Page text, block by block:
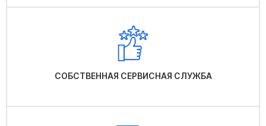
СОБСТВЕННАЯ СЕРВИСНАЯ СЛУЖБА